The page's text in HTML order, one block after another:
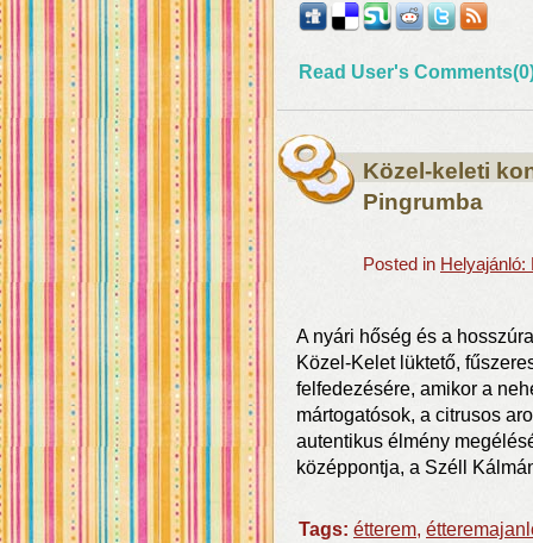
Read User's
Közel-keleti
Pingrumba
Posted in
A nyári hőség és a
Közel-Kelet lüktető,
felfedezésére, amikor a
mártogatósok, a citrusos
autentikus élmény
középpontja, a Széll
Tags: étterem,